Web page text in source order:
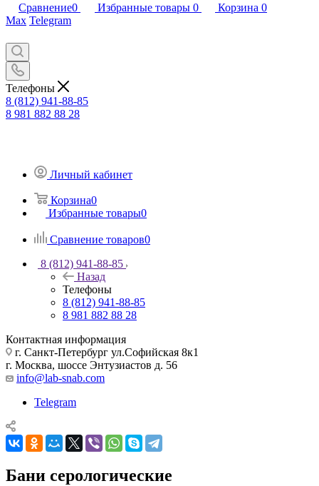
Сравнение0 Избранные товары 0 Корзина 0
Max Telegram
Телефоны
8 (812) 941-88-85
8 981 882 88 28
Личный кабинет
Корзина0
Избранные товары0
Сравнение товаров0
8 (812) 941-88-85
Назад
Телефоны
8 (812) 941-88-85
8 981 882 88 28
Контактная информация
г. Санкт-Петербург ул.Софийская 8к1
г. Москва, шоссе Энтузиастов д. 56
info@lab-snab.com
Telegram
Бани серологические